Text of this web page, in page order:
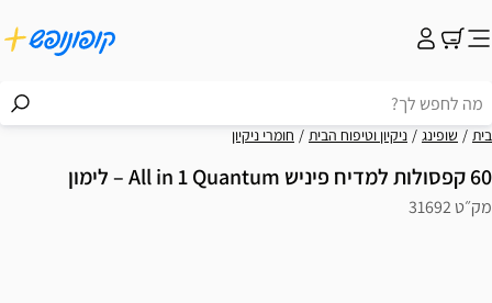
בית שופינג ניקיון וטיפוח הבית חומרי ניקיון
60 קפסולות למדיח פיניש All in 1 Quantum – לימון
מק״ט 31692